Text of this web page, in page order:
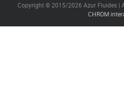
Copyright © 2015/2026 Azur Fluides |
CHROM